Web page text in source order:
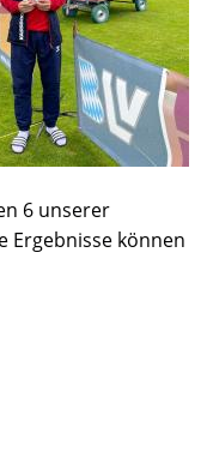
6 unserer
Ergebnisse können